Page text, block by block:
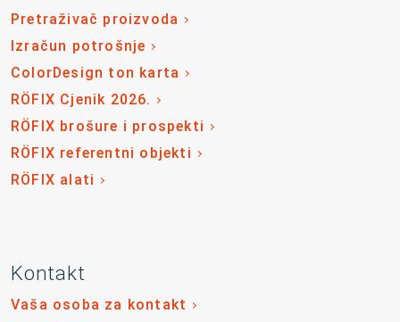
Pretraživač proizvoda
Izračun potrošnje
ColorDesign ton karta
RÖFIX Cjenik 2026.
RÖFIX brošure i prospekti
RÖFIX referentni objekti
RÖFIX alati
Kontakt
Vaša osoba za kontakt